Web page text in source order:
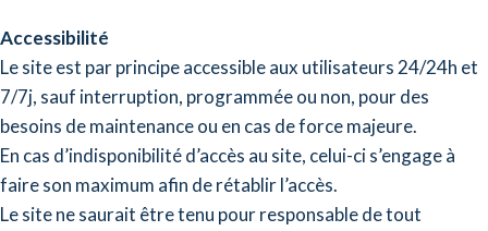
Accessibilité
Le site est par principe accessible aux utilisateurs 24/24h et
7/7j, sauf interruption, programmée ou non, pour des
besoins de maintenance ou en cas de force majeure.
En cas d’indisponibilité d’accès au site, celui-ci s’engage à
faire son maximum afin de rétablir l’accès.
Le site ne saurait être tenu pour responsable de tout